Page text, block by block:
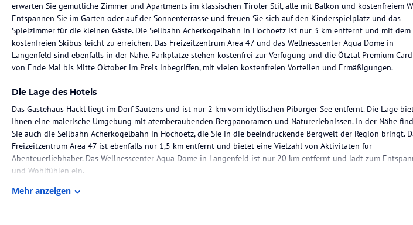
erwarten Sie gemütliche Zimmer und Apartments im klassischen Tiroler Stil, alle mit Balkon und kostenfreiem
Entspannen Sie im Garten oder auf der Sonnenterrasse und freuen Sie sich auf den Kinderspielplatz und das
Spielzimmer für die kleinen Gäste. Die Seilbahn Acherkogelbahn in Hochoetz ist nur 3 km entfernt und mit dem
kostenfreien Skibus leicht zu erreichen. Das Freizeitzentrum Area 47 und das Wellnesscenter Aqua Dome in
Längenfeld sind ebenfalls in der Nähe. Parkplätze stehen kostenfrei zur Verfügung und die Ötztal Premium
von Ende Mai bis Mitte Oktober im Preis inbegriffen, mit vielen kostenfreien Vorteilen und Ermäßigungen.
Die Lage des Hotels
Das Gästehaus Hackl liegt im Dorf Sautens und ist nur 2 km vom idyllischen Piburger See entfernt. Die Lage
Ihnen eine malerische Umgebung mit atemberaubenden Bergpanoramen und Naturerlebnissen. In der Nähe
Sie auch die Seilbahn Acherkogelbahn in Hochoetz, die Sie in die beeindruckende Bergwelt der Region bringt.
Freizeitzentrum Area 47 ist ebenfalls nur 1,5 km entfernt und bietet eine Vielzahl von Aktivitäten für
Abenteuerliebhaber. Das Wellnesscenter Aqua Dome in Längenfeld ist nur 20 km entfernt und lädt zum
und Wohlfühlen ein.
Zimmer / Unterbringung im Hotel
Mehr anzeigen